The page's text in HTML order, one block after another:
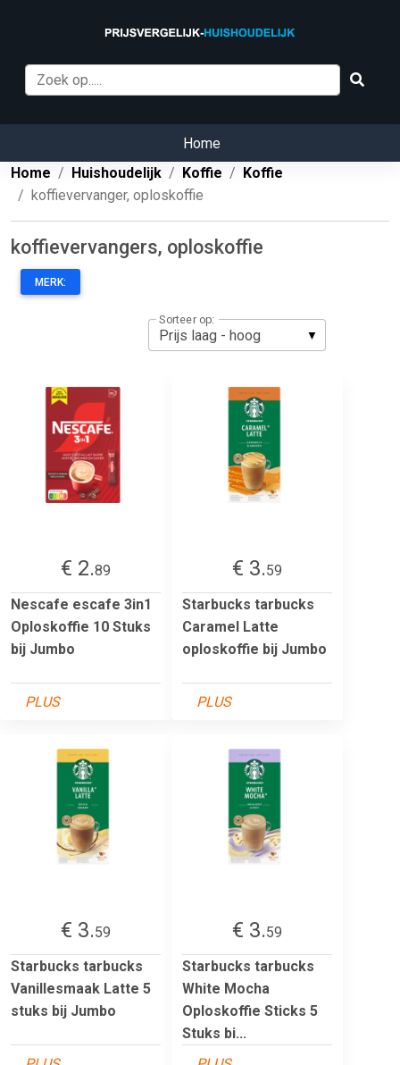
Home
Home
Huishoudelijk Koffie
Koffie
koffievervanger, oploskoffie
koffievervangers, oploskoffie
MERK:
Sorteer op:
€ 2.89
Nescafe escafe 3in1
Oploskoffie 10 Stuks
bij Jumbo
PLUS
€ 3.59
Starbucks tarbucks
Caramel Latte
oploskoffie bij Jumbo
PLUS
€ 3.59
Starbucks tarbucks
Vanillesmaak Latte 5
stuks bij Jumbo
€ 3.59
Starbucks tarbucks
White Mocha
Oploskoffie Sticks 5
Stuks bi...